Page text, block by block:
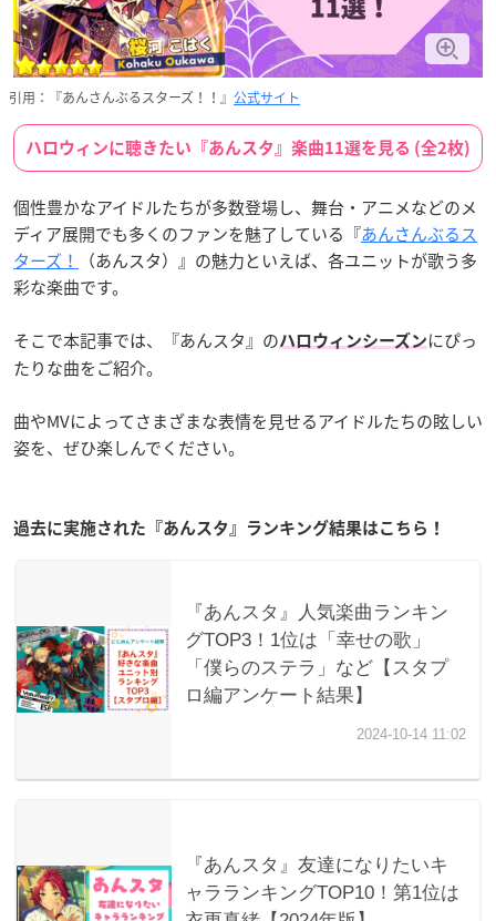
引用：『あんさんぶるスターズ！！』 公式サイト
ハロウィンに聴きたい『あんスタ』楽曲11選を見る (全2枚)
個性豊かなアイドルたちが多数登場し、舞台・アニメなどのメ
ディア展開でも多くのファンを魅了している『あんさんぶるス
ターズ！
（あんスタ）』の魅力といえば、各ユニットが歌う多
彩な楽曲です。
そこで本記事では、『あんスタ』のハロウィンシーズン にぴっ
たりな曲をご紹介。
曲やMVによってさまざまな表情を見せるアイドルたちの眩しい
姿を、ぜひ楽しんでください。
過去に実施された『あんスタ』ランキング結果はこちら！